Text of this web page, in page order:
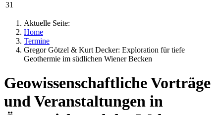
31
Aktuelle Seite:
Home
Termine
Gregor Götzel & Kurt Decker: Exploration für tiefe
Geothermie im südlichen Wiener Becken
Geowissenschaftliche Vorträge
und Veranstaltungen in